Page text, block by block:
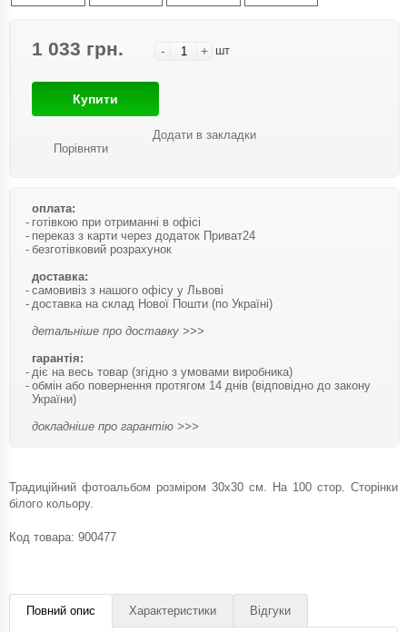
1 033 грн. - + шт
Купити
Порівняти
Додати в закладки
оплата:
готівкою при отриманні в офісі
переказ з карти через додаток Приват24
безготівковий розрахунок
доставка:
самовивіз з нашого офісу у Львові
доставка на склад Нової Пошти (по Україні)
детальніше про доставку >>>
гарантія:
діє на весь товар (згідно з умовами виробника)
обмін або повернення протягом 14 днів (відповідно до закону
України)
докладніше про гарантію >>>
Традиційний фотоальбом розміром 30x30 см. На 100 стор. Сторінки
білого кольору.
Код товара: 900477
Повний опис Характеристики Відгуки